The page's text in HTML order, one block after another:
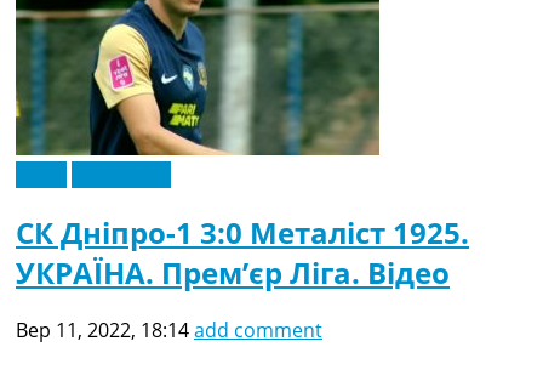
СК Дніпро-1 3:0 Металіст 1925.
УКРАЇНА. Прем’єр Ліга. Відео
Вер 11, 2022, 18:14add comment